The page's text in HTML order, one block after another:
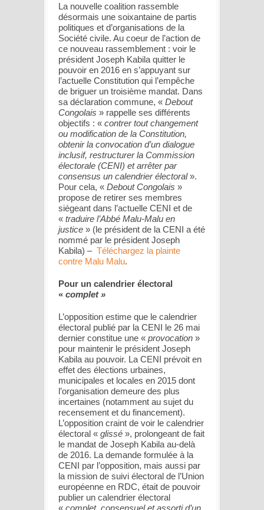
La nouvelle coalition rassemble
désormais une soixantaine de partis
politiques et d’organisations de la
Société civile. Au coeur de l’action de
ce nouveau rassemblement : voir le
président Joseph Kabila quitter le
pouvoir en 2016 en s’appuyant sur
l’actuelle Constitution qui l’empêche
de briguer un troisième mandat. Dans
sa déclaration commune, « Debout
Congolais » rappelle ses différents
objectifs : « contrer tout changement
ou modification de la Constitution,
obtenir la convocation d’un dialogue
inclusif, restructurer la Commission
électorale (CENI) et arrêter par
consensus un calendrier électoral».
Pour cela, « Debout Congolais »
propose de retirer ses membres
siégeant dans l’actuelle CENI et de
« traduire l’Abbé Malu-Malu en
justice » (le président de la CENI a été
nommé par le président Joseph
Kabila) – Téléchargez la plainte
contre Malu Malu.
Pour un calendrier électoral
« complet »
L’opposition estime que le calendrier
électoral publié par la CENI le 26 mai
dernier constitue une « provocation »
pour maintenir le président Joseph
Kabila au pouvoir. La CENI prévoit en
effet des élections urbaines,
municipales et locales en 2015 dont
l’organisation demeure des plus
incertaines (notamment au sujet du
recensement et du financement).
L’opposition craint de voir le calendrier
électoral « glissé », prolongeant de fait
le mandat de Joseph Kabila au-delà
de 2016. La demande formulée à la
CENI par l’opposition, mais aussi par
la mission de suivi électoral de l’Union
européenne en RDC, était de pouvoir
publier un calendrier électoral
« complet, consensuel et assorti d’un